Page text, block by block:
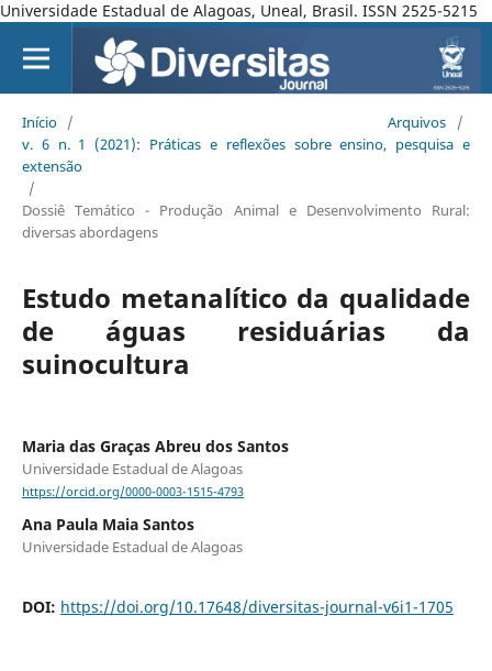
Universidade Estadual de Alagoas, Uneal, Brasil. ISSN 2525-5215
Início / Arquivos
/
v. 6 n. 1 (2021): Práticas e reflexões sobre ensino, pesquisa e
extensão
/
Dossiê Temático - Produção Animal e Desenvolvimento Rural:
diversas abordagens
Estudo metanalítico da qualidade
de águas residuárias da
suinocultura
Maria das Graças Abreu dos Santos
Universidade Estadual de Alagoas
https://orcid.org/0000-0003-1515-4793
Ana Paula Maia Santos
Universidade Estadual de Alagoas
DOI: https://doi.org/10.17648/diversitas-journal-v6i1-1705